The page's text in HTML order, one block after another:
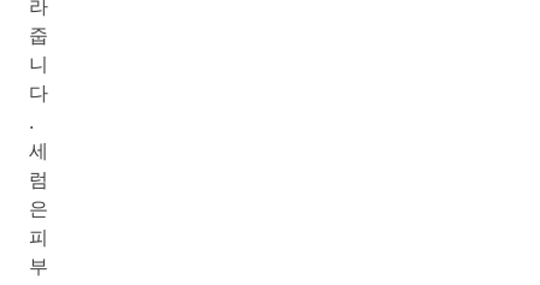
라
줍
니
다
.
세
럼
은
피
부